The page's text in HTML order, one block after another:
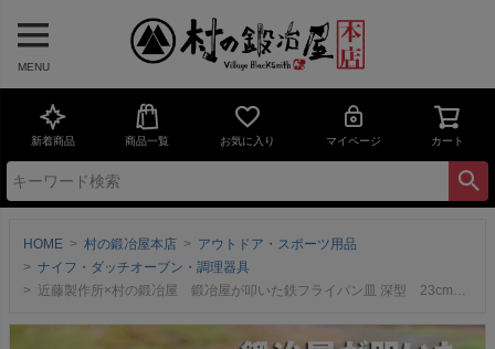
MENU
新着商品 商品一覧 お気に入り マイページ カート
HOME 村の鍛冶屋本店
アウトドア・スポーツ用品
ナイフ・ダッチオーブン・調理器具
近藤製作所×村の鍛冶屋 鍛冶屋が叩いた鉄フライパン皿 深型 23cm ガス火、IH対応創業150余年、三条の鍛冶屋が作るフライパン厚さ2.3mmで肉がおいしく焼ける アウトドアに最適